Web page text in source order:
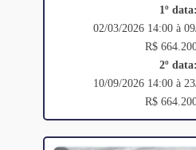
1º data:
02/03/2026 14:00 à
R$
2º data:
10/09/2026 14:00 à
R$